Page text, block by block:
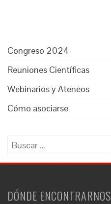
Congreso 2024
Reuniones Científicas
Webinarios y Ateneos
Cómo asociarse
Buscar:
DÓNDE ENCONTRARNOS